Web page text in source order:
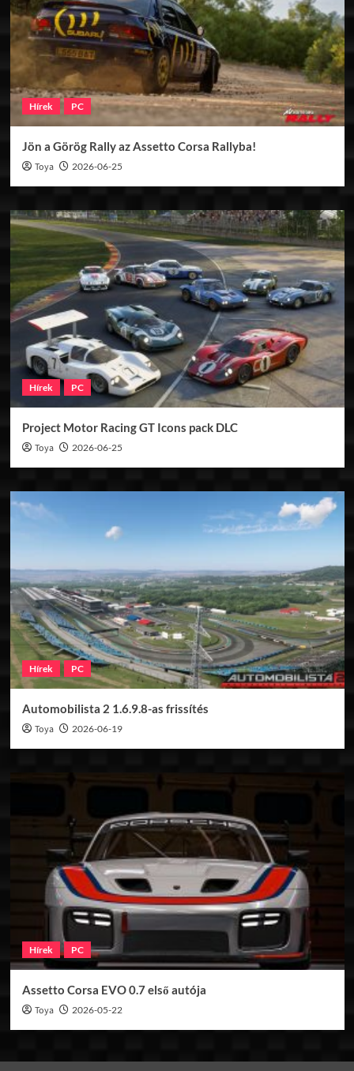
Hírek PC
Jön a Görög Rally az Assetto Corsa Rallyba!
Toya 2026-06-25
Hírek PC
Project Motor Racing GT Icons pack DLC
Toya 2026-06-25
Hírek PC
Automobilista 2 1.6.9.8-as frissítés
Toya 2026-06-19
Hírek PC
Assetto Corsa EVO 0.7 első autója
Toya 2026-05-22